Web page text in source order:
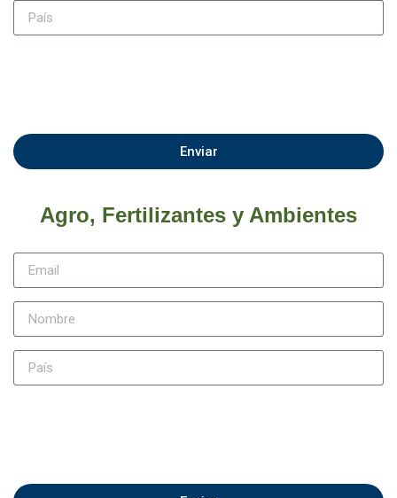
Enviar
Agro, Fertilizantes y Ambientes